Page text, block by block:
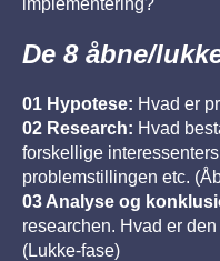
implementering?
De 8 åbne/
01 Hypotese: Hvad er
02 Research: Hvad
forskellige
problemstillingen etc.
03 Analyse og
researchen. Hvad er
(Lukke-fase)